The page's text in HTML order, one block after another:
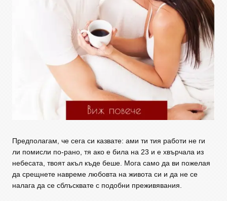
Предполагам, че сега си казвате: ами ти тия работи не ги
ли помисли по-рано, тя ако е била на 23 и е хвърчала из
небесата, твоят акъл къде беше. Мога само да ви пожелая
да срещнете навреме любовта на живота си и да не се
налага да се сблъсквате с подобни преживявания.